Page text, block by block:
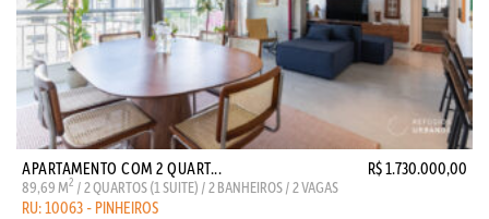
APARTAMENTO COM 2 QUART... R$ 1.730.000,00
89,69 M2 / 2 QUARTOS (1 SUITE) / 2 BANHEIROS / 2 VAGAS
RU: 10063 - PINHEIROS